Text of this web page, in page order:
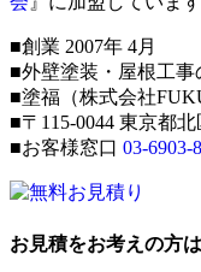
■創業 2007年 4月
■外壁塗装・屋根工事
■塗福（株式会社
■〒115-0044 東京都
■お客様窓口 03-6903-
お見積をお考えの方